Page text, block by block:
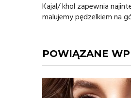
Kajal/ khol zapewnia
malujemy pędzelkiem na
POWIĄZANE